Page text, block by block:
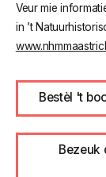
Veur mie
in ’t
Bestèl 't
Bezeuk